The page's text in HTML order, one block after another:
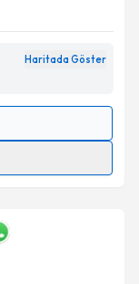
Haritada Göster